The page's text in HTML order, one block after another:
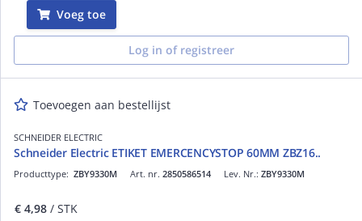
Voeg toe
Log in of registreer
Toevoegen aan bestellijst
SCHNEIDER ELECTRIC
Schneider Electric ETIKET EMERCENCYSTOP 60MM ZBZ16..
Art. nr. 2850586514
Producttype: ZBY9330M Lev. Nr.: ZBY9330M
€ 4,98 / STK